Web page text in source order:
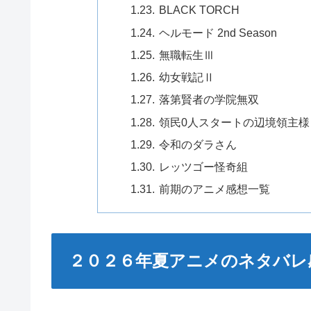
BLACK TORCH
ヘルモード 2nd Season
無職転生Ⅲ
幼女戦記Ⅱ
落第賢者の学院無双
領民0人スタートの辺境領主様
令和のダラさん
レッツゴー怪奇組
前期のアニメ感想一覧
２０２６年夏アニメのネタバ